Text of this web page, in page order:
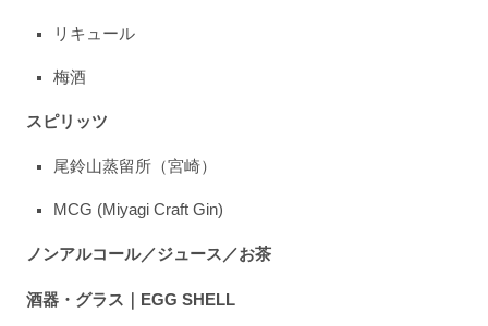
リキュール
梅酒
スピリッツ
尾鈴山蒸留所（宮崎）
MCG (Miyagi Craft Gin)
ノンアルコール／ジュース／お茶
酒器・グラス｜EGG SHELL